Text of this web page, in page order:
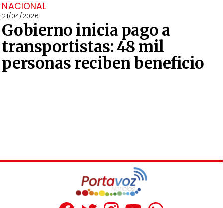
NACIONAL
21/04/2026
Gobierno inicia pago a
transportistas: 48 mil
personas reciben beneficio